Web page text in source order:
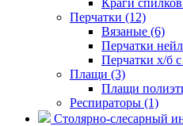
Перчатки (12)
Вязаные (6)
Перчатки
Перчатки х/б
Плащи (3)
Плащи
Респираторы (1)
Столярно-слесарный